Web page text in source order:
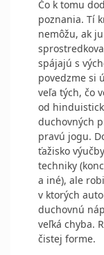
Čo k tomu
poznania. Tí
nemôžu, ak
spájajú s
povedzme si
veľa tých, čo
od
duchovných
pravú jogu.
ťažisko
techniky
a iné), ale
v ktorých
duchovnú
veľká chyba.
čistej forme.